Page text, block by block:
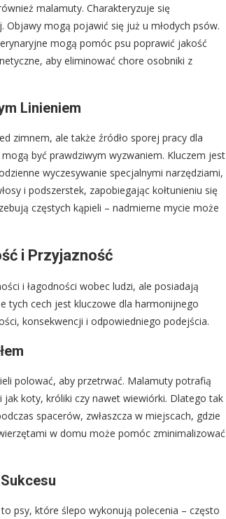
malamuty. Charakteryzuje się
mogą pojawić się już u młodych psów.
mogą pomóc psu poprawić jakość
aby eliminować chore osobniki z
Linieniem
zimnem, ale także źródło sporej pracy dla
być prawdziwym wyzwaniem. Kluczem jest
wyczesywanie specjalnymi narzędziami,
i podszerstek, zapobiegając kołtunieniu się
częstych kąpieli – nadmierne mycie może
i Przyjazność
i łagodności wobec ludzi, ale posiadają
tych cech jest kluczowe dla harmonijnego
konsekwencji i odpowiedniego podejścia.
polować, aby przetrwać. Malamuty potrafią
koty, króliki czy nawet wiewiórki. Dlatego tak
spacerów, zwłaszcza w miejscach, gdzie
w domu może pomóc zminimalizować
psy, które ślepo wykonują polecenia – często